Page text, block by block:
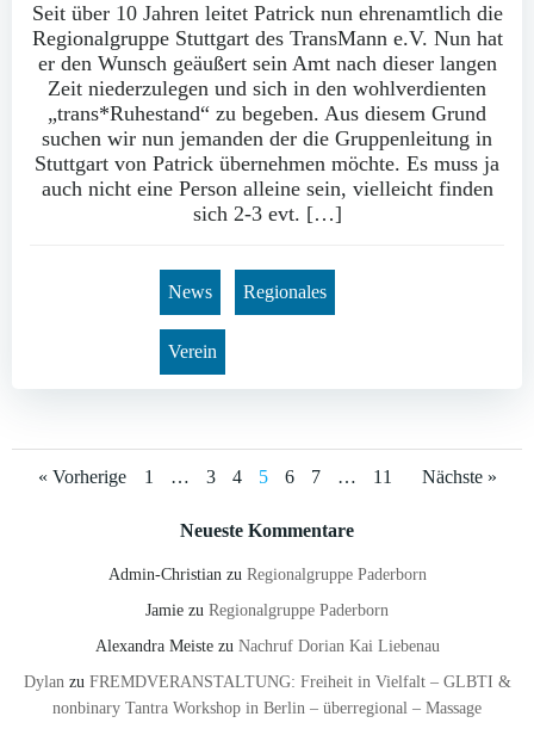
Seit über 10 Jahren leitet Patrick nun ehrenamtlich die
Regionalgruppe Stuttgart des TransMann e.V. Nun hat
er den Wunsch geäußert sein Amt nach dieser langen
Zeit niederzulegen und sich in den wohlverdienten
„trans*Ruhestand“ zu begeben. Aus diesem Grund
suchen wir nun jemanden der die Gruppenleitung in
Stuttgart von Patrick übernehmen möchte. Es muss ja
auch nicht eine Person alleine sein, vielleicht finden
sich 2-3 evt. […]
News Regionales
Verein
Posts
navigation
« Vorherige
Posts
navigation
Page
1 … Page
3 Page
4 Page
5 Page
6 Page
7 … Page
11
Posts
Nächste »
Neueste Kommentare
Admin-Christianzu Regionalgruppe Paderborn
Jamie zu Regionalgruppe Paderborn
Alexandra Meistezu Nachruf Dorian Kai Liebenau
Dylanzu FREMDVERANSTALTUNG: Freiheit in Vielfalt – GLBTI &
nonbinary Tantra Workshop in Berlin – überregional – Massage